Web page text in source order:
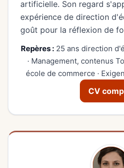
artificielle. Son regard
expérience de direction
goût pour la réflexion de
Repères : 25 ans direction
· Management, contenus
école de commerce ·
CV